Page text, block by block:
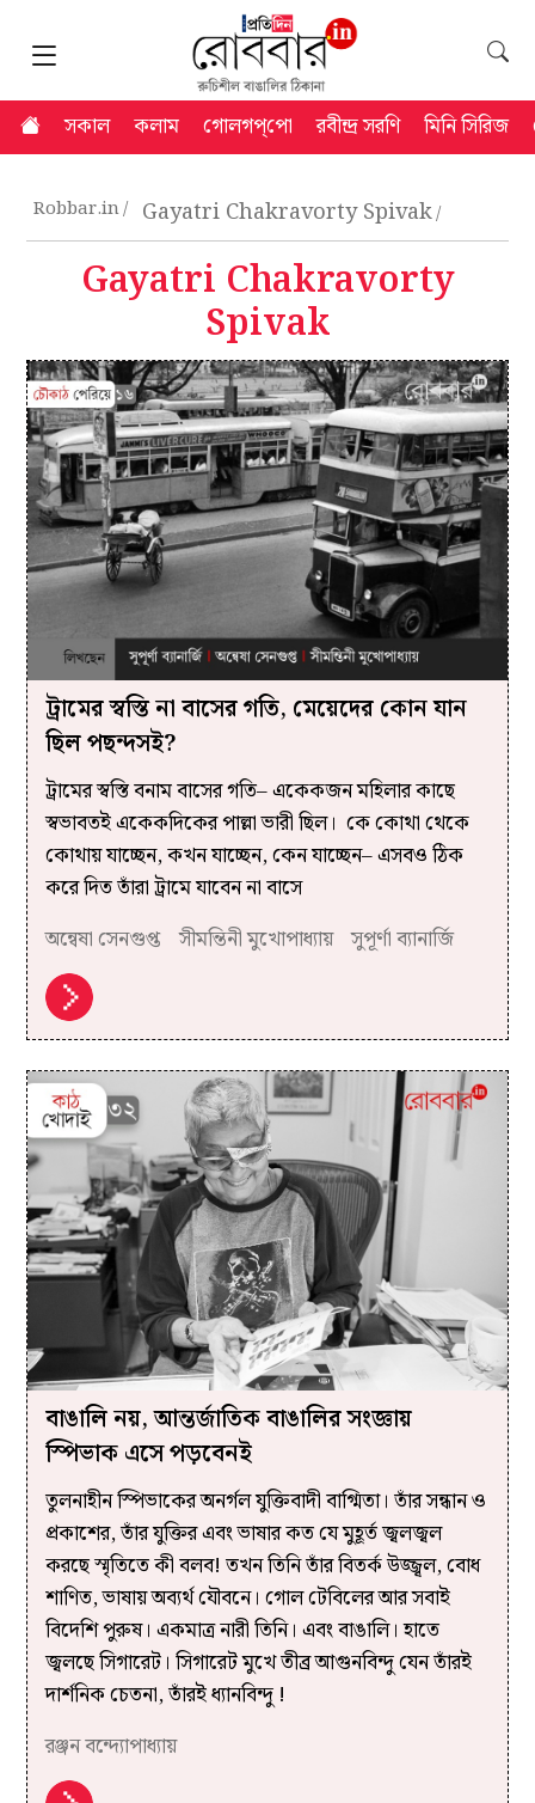
সকাল কলাম গোলগপ্‌পো রবীন্দ্র সরণি মিনি সিরিজ
Robbar.in Gayatri Chakravorty Spivak
Gayatri Chakravorty
Spivak
ট্রামের স্বস্তি না বাসের গতি, মেয়েদের কোন যান
ছিল পছন্দসই?
ট্রামের স্বস্তি বনাম বাসের গতি– একেকজন মহিলার কাছে
স্বভাবতই একেকদিকের পাল্লা ভারী ছিল। কে কোথা থেকে
কোথায় যাচ্ছেন, কখন যাচ্ছেন, কেন যাচ্ছেন– এসবও ঠিক
করে দিত তাঁরা ট্রামে যাবেন না বাসে
অন্বেষা সেনগুপ্ত সীমন্তিনী মুখোপাধ্যায় সুপূর্ণা ব্যানার্জি
বাঙালি নয়, আন্তর্জাতিক বাঙালির সংজ্ঞায়
স্পিভাক এসে পড়বেনই
তুলনাহীন স্পিভাকের অনর্গল যুক্তিবাদী বাগ্মিতা। তাঁর সন্ধান ও
প্রকাশের, তাঁর যুক্তির এবং ভাষার কত যে মুহূর্ত জ্বলজ্বল
করছে স্মৃতিতে কী বলব! তখন তিনি তাঁর বিতর্ক উজ্জ্বল, বোধ
শাণিত, ভাষায় অব্যর্থ যৌবনে। গোল টেবিলের আর সবাই
বিদেশি পুরুষ। একমাত্র নারী তিনি। এবং বাঙালি। হাতে
জ্বলছে সিগারেট। সিগারেট মুখে তীব্র আগুনবিন্দু যেন তাঁরই
দার্শনিক চেতনা, তাঁরই ধ্যানবিন্দু !
রঞ্জন বন্দ্যোপাধ্যায়